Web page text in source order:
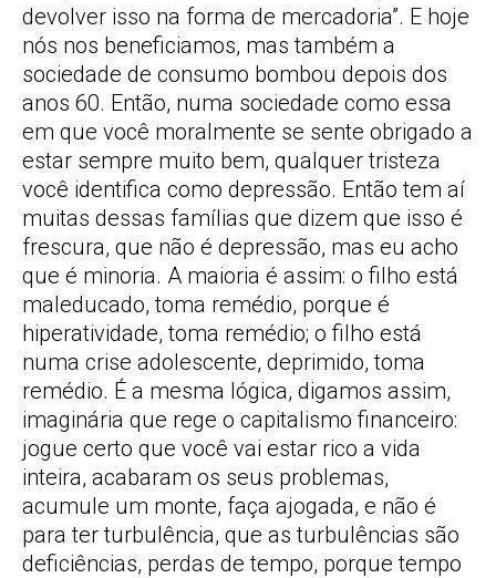
devolver isso na forma de mercadoria”. E hoje
nós nos beneficiamos, mas também a
sociedade de consumo bombou depois dos
anos 60. Então, numa sociedade como essa
em que você moralmente se sente obrigado a
estar sempre muito bem, qualquer tristeza
você identifica como depressão. Então tem aí
muitas dessas famílias que dizem que isso é
frescura, que não é depressão, mas eu acho
que é minoria. A maioria é assim: o filho está
maleducado, toma remédio, porque é
hiperatividade, toma remédio; o filho está
numa crise adolescente, deprimido, toma
remédio. É a mesma lógica, digamos assim,
imaginária que rege o capitalismo financeiro:
jogue certo que você vai estar rico a vida
inteira, acabaram os seus problemas,
acumule um monte, faça ajogada, e não é
para ter turbulência, que as turbulências são
deficiências, perdas de tempo, porque tempo